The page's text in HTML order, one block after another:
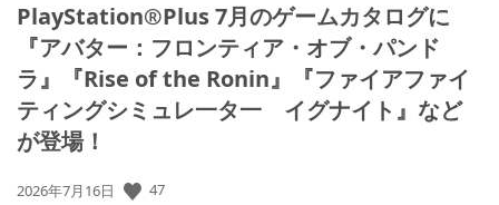
PlayStation®Plus 7月のゲームカタログに
『アバター：フロンティア・オブ・パンド
ラ』『Rise of the Ronin』『ファイアファイ
ティングシミュレ一タ一 イグナイト』など
が登場！
公
2026年7月16日 47